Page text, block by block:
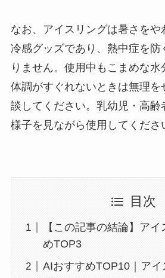
なお、アイスリングは暑さをや
冷感グッズであり、熱中症を防
りません。使用中もこまめな水
体調がすぐれないときは無理を
談してください。乳幼児・高齢
様子を見ながら使用してくださ
目次
【この記事の結論】ア
めTOP3
AIおすすめTOP10｜ア